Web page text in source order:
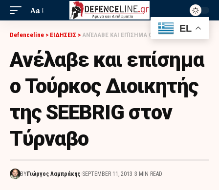
Aa
Defenceline > ΕΙΔΗΣΕΙΣ > ΑΝΈΛΑΒΕ ΚΑΙ ΕΠΊΣΗΜΑ Ο ΤΟΎΡΚΟΣ ΔΙΟΙΚΗΤΉΣ ΤΗΣ SEEBRIG ΣΤΟΝ ΤΎΡΝΑΒΟ
Ανέλαβε και επίσημα
ο Τούρκος Διοικητής
της SEEBRIG στον
Τύρναβο
BY Γιώργος Λαμπράκης SEPTEMBER 11, 2013 3 MIN READ
EL